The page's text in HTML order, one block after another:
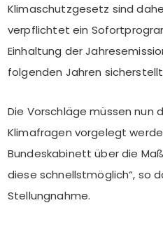
Klimaschutzgesetz sind
verpflichtet ein
Einhaltung der
folgenden Jahren
Die Vorschläge müssen nun
Klimafragen vorgelegt
Bundeskabinett über die
diese schnellstmöglich“, so
Stellungnahme.